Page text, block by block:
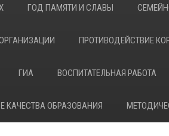
ГОД ПАМЯТИ И СЛАВЫ
ПРОТИВОДЕЙСТВИЕ
ГИА ВОСПИТАТЕЛЬНАЯ РАБОТА
КАЧЕСТВА ОБРАЗОВАНИЯ